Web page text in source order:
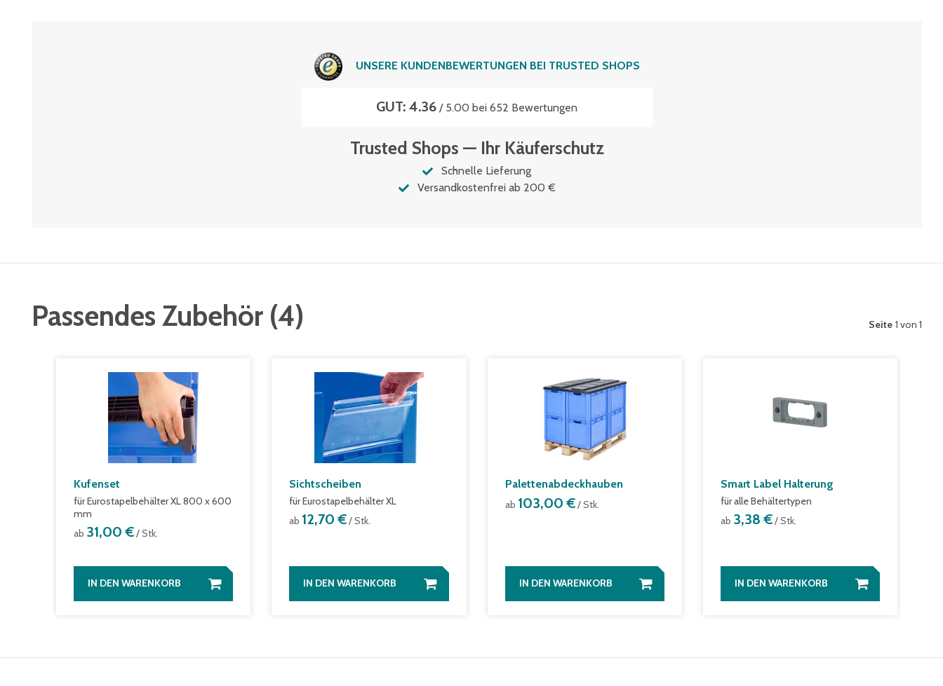
UNSERE KUNDENBEWERTUNGEN BEI TRUSTED SHOPS
GUT: 4.36 / 5.00 bei 652 Bewertungen
Trusted Shops — Ihr Käuferschutz
Schnelle Lieferung
Versandkostenfrei ab 200 €
Passendes Zubehör (4) Seite 1 von 1
Kufenset
für Eurostapelbehälter XL 800 x 600
mm
ab 31,00 €/ Stk.
IN DEN WARENKORB
Sichtscheiben
für Eurostapelbehälter XL
ab 12,70 €/ Stk.
IN DEN WARENKORB
Palettenabdeckhauben
ab 103,00 €/ Stk.
IN DEN WARENKORB
Smart Label Halterung
für alle Behältertypen
ab 3,38 €/ Stk.
IN DEN WARENKORB